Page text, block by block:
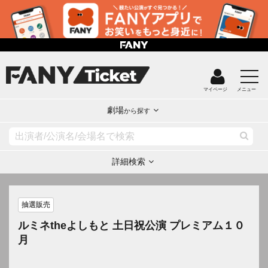
マイページ メニュー
劇場から探す
詳細検索
抽選販売
ルミネtheよしもと 土日祝公演 プレミアム１０
月